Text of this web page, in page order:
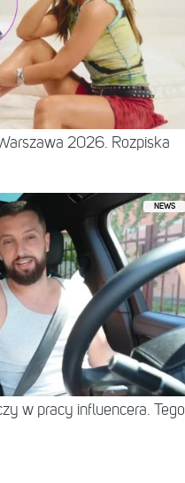
2026. Rozpiska
NEWS
w pracy influencera. Tego